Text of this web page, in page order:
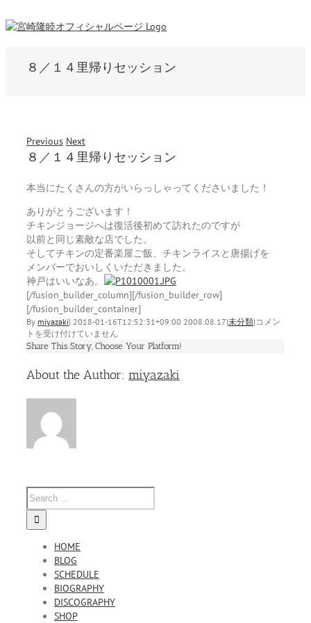
８／１４里帰りセッション
Previous Next
８／１４里帰りセッション
本当にたくさんの方がいらっしゃってくださいました！
ありがとうございます！
チキンジョージへは復活後初めて訪れたのですが
以前と同じ素敵な店でした。
そしてチキンの定番楽屋ご飯、チキンライスと唐揚げを
メンバーでおいしくいただきました。
神戸はいいなあ。
[/fusion_builder_column][/fusion_builder_row]
[/fusion_builder_container]
By miyazaki| 2018-01-16T12:52:31+09:00 2008.08.17|未分類| ８
コメン
トを受け付けていません
Share This Story, Choose Your Platform!
Facebook
Twitter
Linkedin
Reddit
Tumblr
Google+
Pinterest
Vk
Email
About the Author: miyazaki
HOME
BLOG
SCHEDULE
BIOGRAPHY
DISCOGRAPHY
SHOP